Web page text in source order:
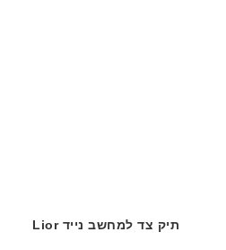
תיק צד למחשב נייד Lior